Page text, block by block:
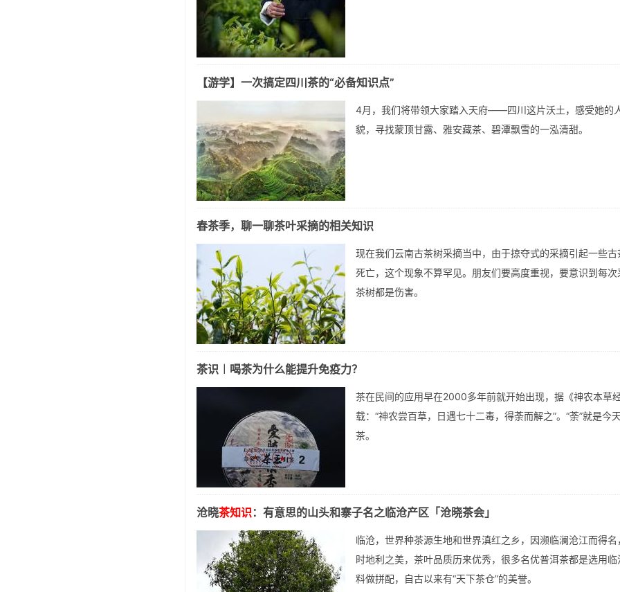
【游学】一次搞定四川茶的“必备知识点”
4月，我们将带领大家踏入天府——四川这片沃土，感受她的
貌，寻找蒙顶甘露、雅安藏茶、碧潭飘雪的一泓清甜。
春茶季，聊一聊茶叶采摘的相关知识
现在我们云南古茶树采摘当中，由于掠夺式的采摘引起一些古
死亡，这个现象不算罕见。朋友们要高度重视，要意识到每次
茶树都是伤害。
茶识︱喝茶为什么能提升免疫力？
茶在民间的应用早在2000多年前就开始出现，据《神农本草
载：“神农尝百草，日遇七十二毒，得荼而解之”。“荼”就是今
茶。
沧晓茶知识：有意思的山头和寨子名之临沧产区「沧晓茶会」
临沧，世界种茶源生地和世界滇红之乡，因濒临澜沧江而得名
时地利之美，茶叶品质历来优秀，很多名优普洱茶都是选用临
料做拼配，自古以来有“天下茶仓”的美誉。